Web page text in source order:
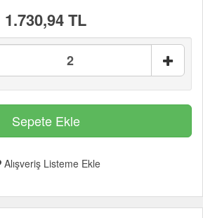
1.730,94 TL
Alışveriş Listeme Ekle